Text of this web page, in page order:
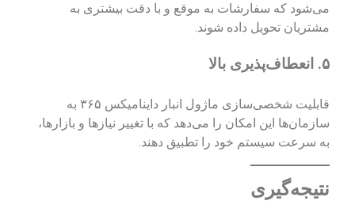
می‌شود که سفارشات به موقع و با دقت بیشتری به
مشتریان تحویل داده شوند.
۵. انعطاف‌پذیری بالا
قابلیت شخصی‌سازی ماژول انبار داینامیکس ۳۶۵ به
سازمان‌ها این امکان را می‌دهد که با تغییر نیازها و بازارها،
به سرعت سیستم خود را تطبیق دهند.
نتیجه‌گیری